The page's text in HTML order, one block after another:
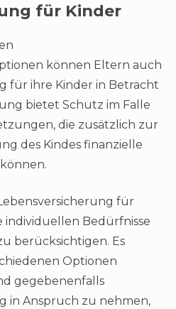
für Kinder
können Eltern auch
für ihre Kinder in Betracht
bietet Schutz im Falle
die zusätzlich zur
des Kindes finanzielle
für
individuellen Bedürfnisse
berücksichtigen. Es
Optionen
gegebenenfalls
in Anspruch zu nehmen,